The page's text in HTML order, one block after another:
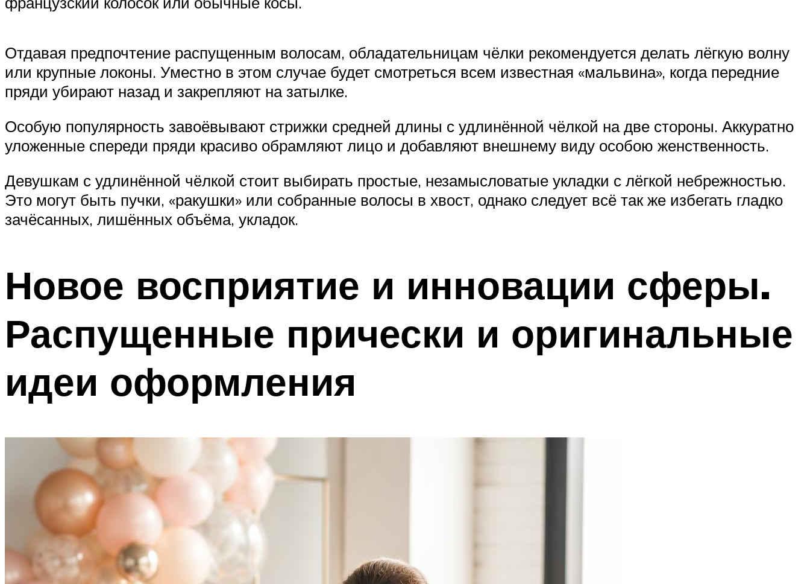
Отдавая предпочтение распущенным волосам, обладательницам чёлки рекомендуется делать лёгкую волну
или крупные локоны. Уместно в этом случае будет смотреться всем известная «мальвина», когда передние
пряди убирают назад и закрепляют на затылке.
Особую популярность завоёвывают стрижки средней длины с удлинённой чёлкой на две стороны. Аккуратно
уложенные спереди пряди красиво обрамляют лицо и добавляют внешнему виду особою женственность.
Девушкам с удлинённой чёлкой стоит выбирать простые, незамысловатые укладки с лёгкой небрежностью.
Это могут быть пучки, «ракушки» или собранные волосы в хвост, однако следует всё так же избегать гладко
зачёсанных, лишённых объёма, укладок.
Новое восприятие и инновации сферы.
Распущенные прически и оригинальные
идеи оформления